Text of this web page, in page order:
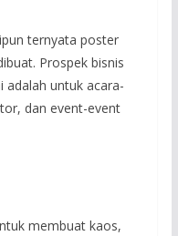
ternyata poster
Prospek bisnis
adalah untuk acara-
dan event-event
membuat kaos,